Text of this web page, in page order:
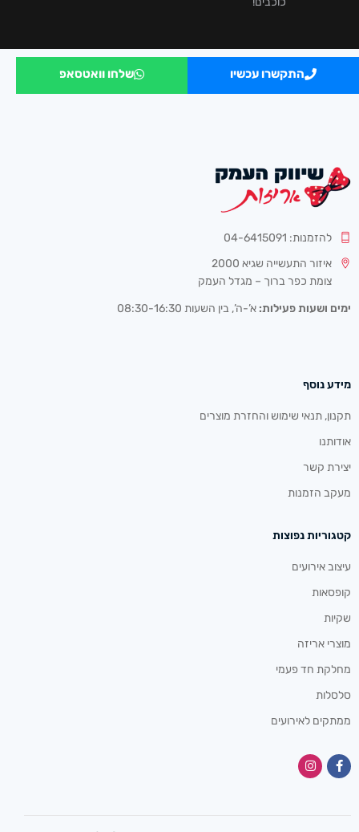
התקשרו עכשיו שלחו וואטסאפ
להזמנות: 04-6415091
איזור התעשייה שגיא 2000
צומת כפר ברוך – מגדל העמק
ימים ושעות פעילות: א’-ה’, בין השעות 08:30-16:30
מידע נוסף
תקנון, תנאי שימוש והחזרת מוצרים
אודותנו
יצירת קשר
מעקב הזמנות
קטגוריות נפוצות
עיצוב אירועים
קופסאות
שקיות
מוצרי אריזה
מחלקת חד פעמי
סלסלות
ממתקים לאירועים